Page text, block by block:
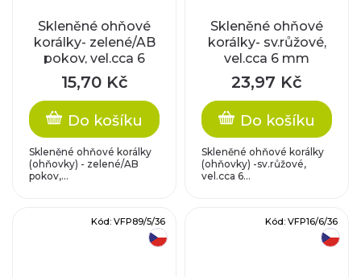
Skleněné ohňové
korálky- zelené/AB
pokov, vel.cca 6
mm
15,70 Kč
Do košíku
Skleněné ohňové korálky
(ohňovky) - zelené/AB
pokov,...
Skleněné ohňové
korálky- sv.růžové,
vel.cca 6 mm
23,97 Kč
Do košíku
Skleněné ohňové korálky
(ohňovky) -sv.růžové,
vel.cca 6...
Kód: VFP89/5/36 Kód: VFP16/6/36